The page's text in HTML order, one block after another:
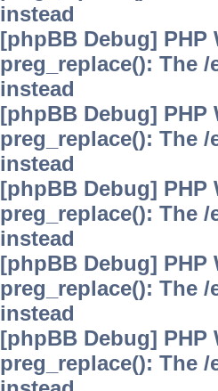
instead
[phpBB Debug] PHP
preg_replace(): The
instead
[phpBB Debug] PHP
preg_replace(): The
instead
[phpBB Debug] PHP
preg_replace(): The
instead
[phpBB Debug] PHP
preg_replace(): The
instead
[phpBB Debug] PHP
preg_replace(): The